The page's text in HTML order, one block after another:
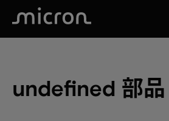
undefined 部品